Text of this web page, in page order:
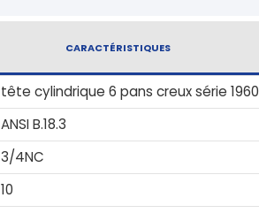
CARACTÉRISTIQUES
tête cylindrique 6 pans creux série 1960
ANSI B.18.3
3/4NC
10